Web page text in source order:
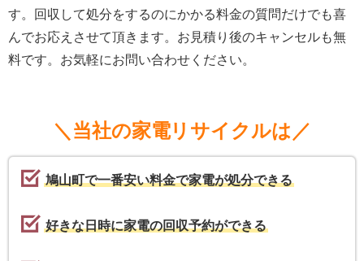
す。回収して処分をするのにかかる料金の質問だけでも喜
んでお応えさせて頂きます。お見積り後のキャンセルも無
料です。お気軽にお問い合わせください。
＼当社の家電リサイクルは／
鳩山町で一番安い料金で家電が処分できる
好きな日時に家電の回収予約ができる